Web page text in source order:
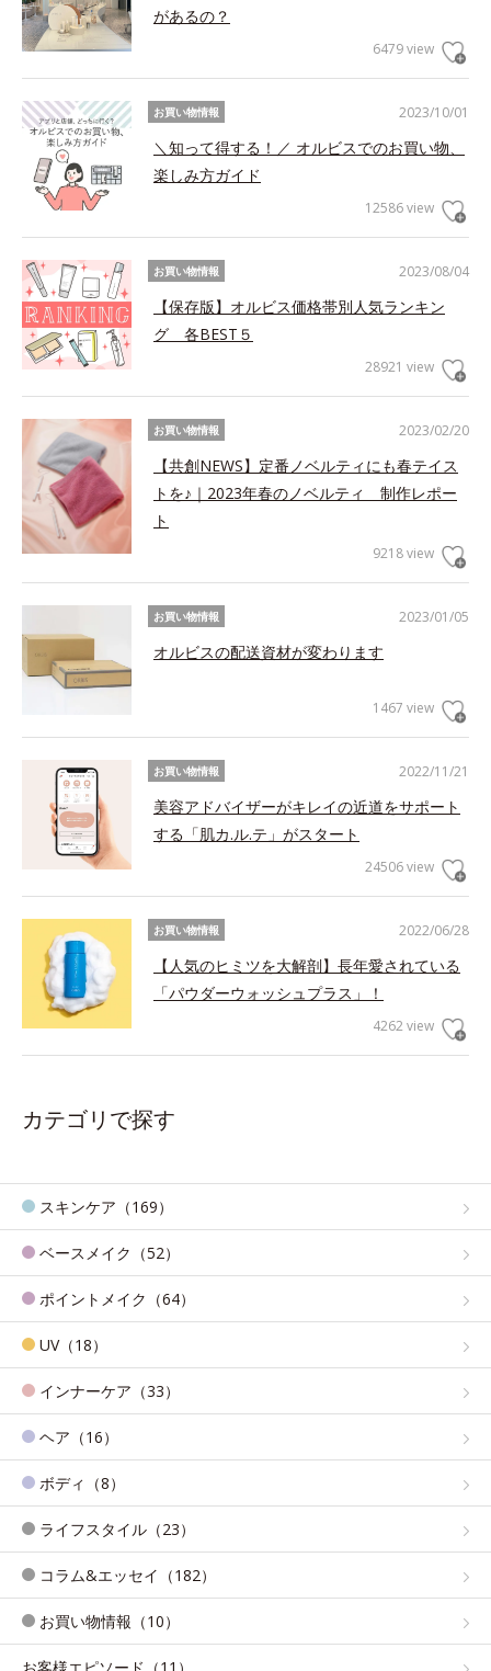
があるの？
6479 view
2023/10/01
お買い物情報
＼知って得する！／ オルビスでのお買い物、
楽しみ方ガイド
12586 view
2023/08/04
お買い物情報
【保存版】オルビス価格帯別人気ランキン
グ 各BEST５
28921 view
2023/02/20
お買い物情報
【共創NEWS】定番ノベルティにも春テイス
トを♪｜2023年春のノベルティ 制作レポー
ト
9218 view
2023/01/05
お買い物情報
オルビスの配送資材が変わります
1467 view
2022/11/21
お買い物情報
美容アドバイザーがキレイの近道をサポート
する「肌カ.ル.テ」がスタート
24506 view
2022/06/28
お買い物情報
【人気のヒミツを大解剖】長年愛されている
「パウダーウォッシュプラス」！
4262 view
カテゴリで探す
スキンケア（169）
ベースメイク（52）
ポイントメイク（64）
UV（18）
インナーケア（33）
ヘア（16）
ボディ（8）
ライフスタイル（23）
コラム&エッセイ（182）
お買い物情報（10）